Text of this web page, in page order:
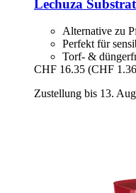
Lechuza
Alternative zu
Perfekt für
Torf- &
CHF 16.35 (CHF
Zustellung bis 13.